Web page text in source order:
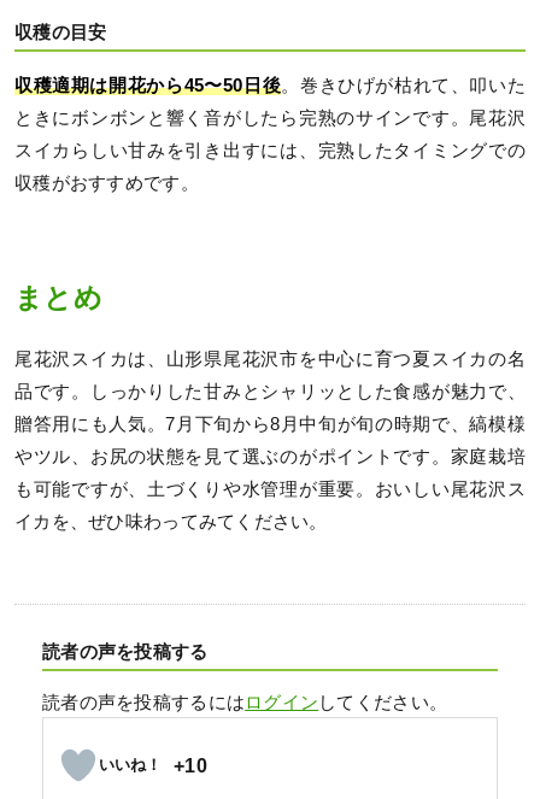
収穫の目安
収穫適期は開花から45〜50日後。巻きひげが枯れて、叩いた
ときにボンボンと響く音がしたら完熟のサインです。尾花沢
スイカらしい甘みを引き出すには、完熟したタイミングでの
収穫がおすすめです。
まとめ
尾花沢スイカは、山形県尾花沢市を中心に育つ夏スイカの名
品です。しっかりした甘みとシャリッとした食感が魅力で、
贈答用にも人気。7月下旬から8月中旬が旬の時期で、縞模様
やツル、お尻の状態を見て選ぶのがポイントです。家庭栽培
も可能ですが、土づくりや水管理が重要。おいしい尾花沢ス
イカを、ぜひ味わってみてください。
読者の声を投稿する
読者の声を投稿するにはログイン してください。
+10